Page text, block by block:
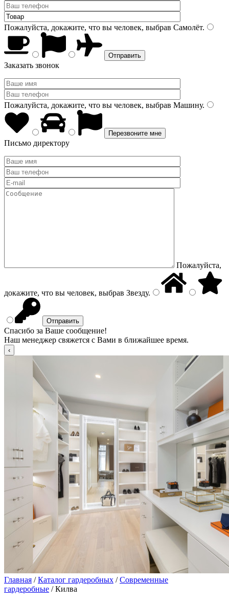
Пожалуйста, докажите, что вы человек, выбрав Самолёт.
Заказать звонок
Пожалуйста, докажите, что вы человек, выбрав Машину.
Письмо директору
Пожалуйста,
докажите, что вы человек, выбрав Звезду.
Спасибо за Ваше сообщение!
Наш менеджер свяжется с Вами в ближайшее время.
Главная /Каталог гардеробных /Современные
гардеробные / Килва